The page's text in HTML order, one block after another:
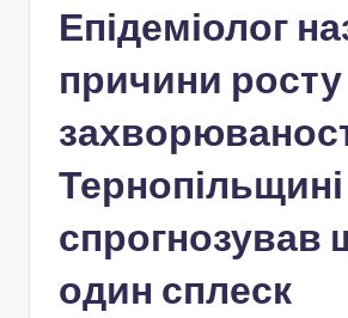
Епідеміолог
причини росту
Тернопільщині
спрогнозував
один сплеск